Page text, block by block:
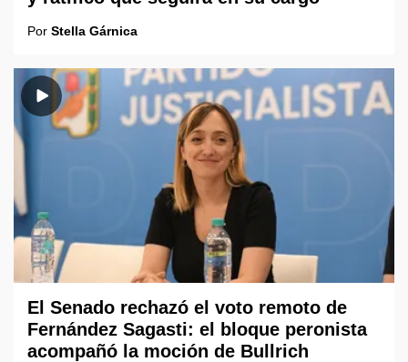
Por Stella Gárnica
El Senado rechazó el voto remoto de
Fernández Sagasti: el bloque peronista
acompañó la moción de Bullrich